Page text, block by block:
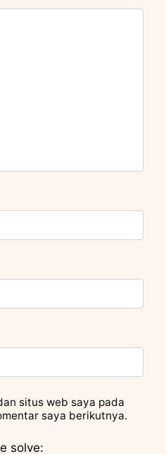
situs web saya pada
saya berikutnya.
solve: